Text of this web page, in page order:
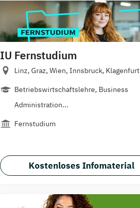
IU Fernstudium
Linz, Graz, Wien, Innsbruck, Klagenfurt
Betriebswirtschaftslehre, Business
Administration...
Fernstudium
Kostenloses Infomaterial